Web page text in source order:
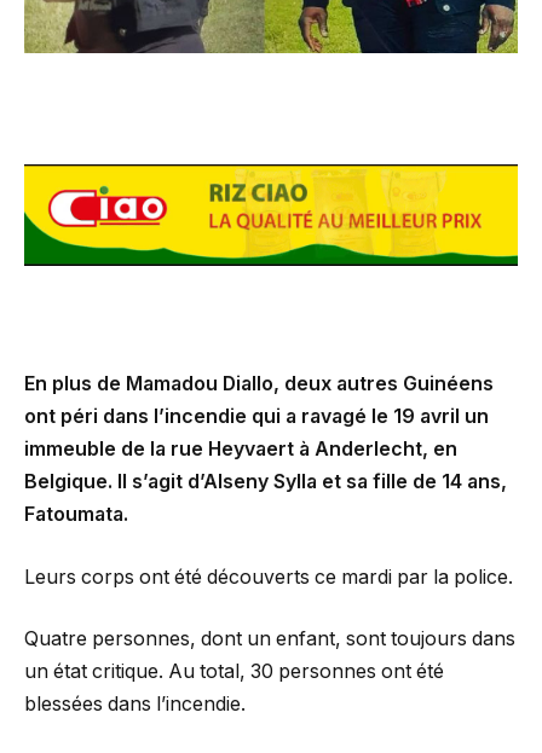
En plus de Mamadou Diallo, deux autres Guinéens
ont péri dans l’incendie qui a ravagé le 19 avril un
immeuble de la rue Heyvaert à Anderlecht, en
Belgique. Il s’agit d’Alseny Sylla et sa fille de 14 ans,
Fatoumata.
Leurs corps ont été découverts ce mardi par la police.
Quatre personnes, dont un enfant, sont toujours dans
un état critique. Au total, 30 personnes ont été
blessées dans l’incendie.